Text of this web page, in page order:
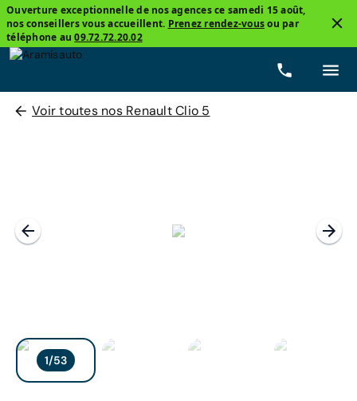
Ouverture exceptionnelle de nos agences ce samedi 15 août,
nos conseillers vous accueillent. Prenez rendez-vousou par
téléphone au09.72.72.20.02
Voir toutes nos Renault Clio 5